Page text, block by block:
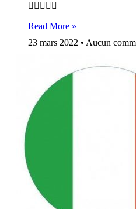

Read More »
23 mars 2022
Aucun